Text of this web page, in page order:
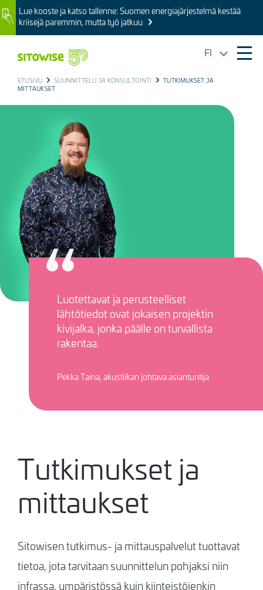
Skip
to
main
ImageLue kooste ja katso tallenne: Suomen energiajärjestelmä kestää
kriisejä paremmin, mutta työ jatkuu
FI
BREADCRUMB
ETUSIVU SUUNNITTELU JA KONSULTOINTI
TUTKIMUKSET JA
MITTAUKSET
Luotettavat ja perusteelliset
lähtötiedot ovat jokaisen projektin
kivijalka, jonka päälle on turvallista
rakentaa.
Pekka Taina, akustiikan johtava asiantuntija
Tutkimukset ja
mittaukset
Sitowisen tutkimus- ja mittauspalvelut tuottavat
tietoa, jota tarvitaan suunnittelun pohjaksi niin
infrassa, ympäristössä kuin kiinteistöjenkin